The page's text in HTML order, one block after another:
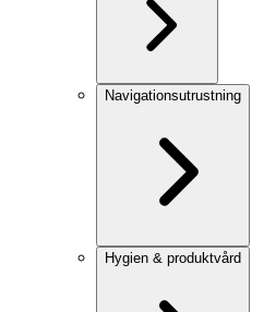
Navigationsutrustning
Hygien & produktvård